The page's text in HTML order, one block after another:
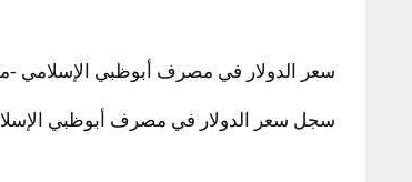
سعر الدولار في مصرف أبوظبي الإسلامي
سجل سعر الدولار في مصرف أبوظبي الإسلامي -مصر 51,95 جنيه للشراء،